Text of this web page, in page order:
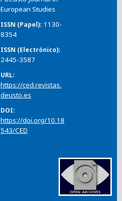
European Studies
ISSN (Papel) 1130-
8354
ISSN (Electrónico)
2445-3587
URL
https://ced.revistas.
deusto.es
DOI
https://doi.org/10.18
543/CED